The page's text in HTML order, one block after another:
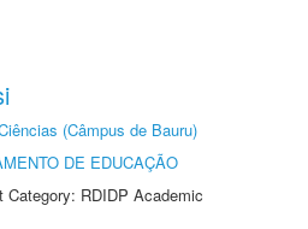
(Câmpus de Bauru)
DE EDUCAÇÃO
RDIDP Academic